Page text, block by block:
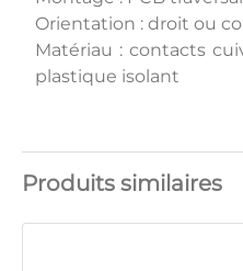
Orientation : droit ou
Matériau : contacts
plastique isolant
Produits similaires